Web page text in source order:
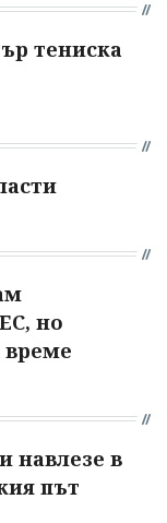
тениска
но
време
навлезе в
път